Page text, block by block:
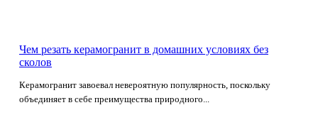
Чем резать керамогранит в домашних условиях без
сколов
Керамогранит завоевал невероятную популярность, поскольку
объединяет в себе преимущества природного...